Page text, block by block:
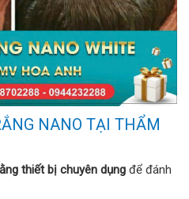
NANO TẠI THẨM
thiết bị chuyên dụng để đánh